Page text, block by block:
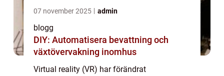
07 november 2025 admin
blogg
DIY: Automatisera bevattning och
växtövervakning inomhus
Virtual reality (VR) har förändrat